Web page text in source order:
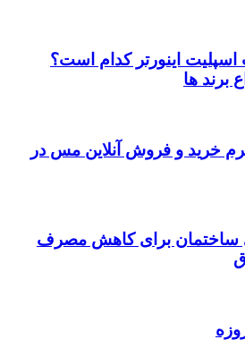
اسپلیت اینورتر کدام است؟
برند ها
خرید و فروش آنلاین مس در
ساختمان برای کاهش مصرف